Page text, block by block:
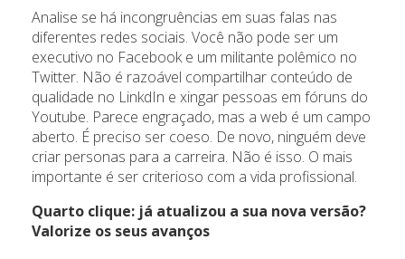
Analise se há incongruências em suas falas nas
diferentes redes sociais. Você não pode ser um
executivo no Facebook e um militante polêmico no
Twitter. Não é razoável compartilhar conteúdo de
qualidade no LinkdIn e xingar pessoas em fóruns do
Youtube. Parece engraçado, mas a web é um campo
aberto. É preciso ser coeso. De novo, ninguém deve
criar personas para a carreira. Não é isso. O mais
importante é ser criterioso com a vida profissional.
Quarto clique: já atualizou a sua nova versão?
Valorize os seus avanços